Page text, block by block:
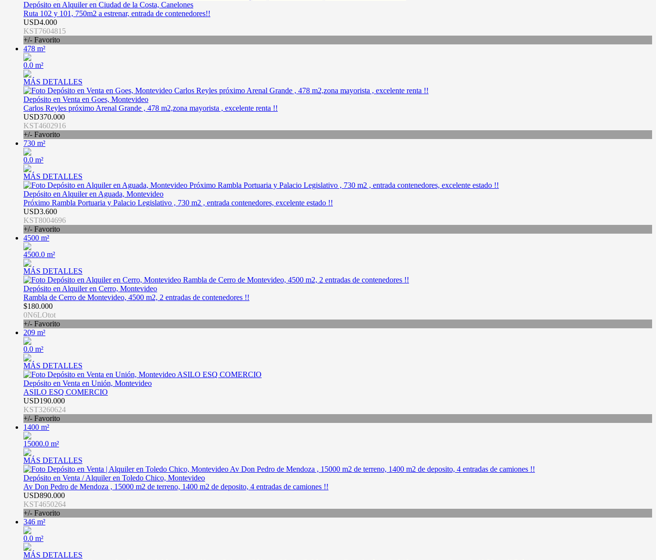
Depósito en Alquiler en Ciudad de la Costa, Canelones
Ruta 102 y 101, 750m2 a estrenar, entrada de contenedores!!
USD4.000
KST7604815
+/- Favorito
478 m²
0.0 m²
MÁS DETALLES
Depósito en Venta en Goes, Montevideo
Carlos Reyles próximo Arenal Grande , 478 m2,zona mayorista , excelente renta !!
USD370.000
KST4602916
+/- Favorito
730 m²
0.0 m²
MÁS DETALLES
Depósito en Alquiler en Aguada, Montevideo
Próximo Rambla Portuaria y Palacio Legislativo , 730 m2 , entrada contenedores, excelente estado !!
USD3.600
KST8004696
+/- Favorito
4500 m²
4500.0 m²
MÁS DETALLES
Depósito en Alquiler en Cerro, Montevideo
Rambla de Cerro de Montevideo, 4500 m2, 2 entradas de contenedores !!
$180.000
0N6LOtot
+/- Favorito
209 m²
0.0 m²
MÁS DETALLES
Depósito en Venta en Unión, Montevideo
ASILO ESQ COMERCIO
USD190.000
KST3260624
+/- Favorito
1400 m²
15000.0 m²
MÁS DETALLES
Depósito en Venta / Alquiler en Toledo Chico, Montevideo
Av Don Pedro de Mendoza , 15000 m2 de terreno, 1400 m2 de deposito, 4 entradas de camiones !!
USD890.000
KST4650264
+/- Favorito
346 m²
0.0 m²
MÁS DETALLES